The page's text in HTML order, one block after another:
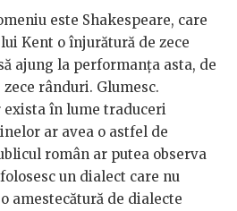
este Shakespeare, care
Kent o înjurătură de zece
ajung la performanța asta, de
rânduri. Glumesc.
exista în lume traduceri
ar avea o astfel de
român ar putea observa
un dialect care nu
amestecătură de dialecte